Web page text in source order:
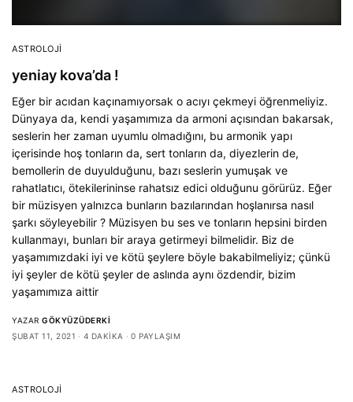
ASTROLOJI
yeniay kova’da !
Eğer bir acıdan kaçınamıyorsak o acıyı çekmeyi öğrenmeliyiz.
Dünyaya da, kendi yaşamımıza da armoni açısından bakarsak,
seslerin her zaman uyumlu olmadığını, bu armonik yapı
içerisinde hoş tonların da, sert tonların da, diyezlerin de,
bemollerin de duyulduğunu, bazı seslerin yumuşak ve
rahatlatıcı, ötekilerininse rahatsız edici olduğunu görürüz. Eğer
bir müzisyen yalnızca bunların bazılarından hoşlanırsa nasıl
şarkı söyleyebilir ? Müzisyen bu ses ve tonların hepsini birden
kullanmayı, bunları bir araya getirmeyi bilmelidir. Biz de
yaşamımızdaki iyi ve kötü şeylere böyle bakabilmeliyiz; çünkü
iyi şeyler de kötü şeyler de aslında aynı özdendir, bizim
yaşamımıza aittir
YAZAR GÖKYÜZÜDERKI
ŞUBAT 11, 2021
4 DAKIKA 0 PAYLAŞIM
ASTROLOJI